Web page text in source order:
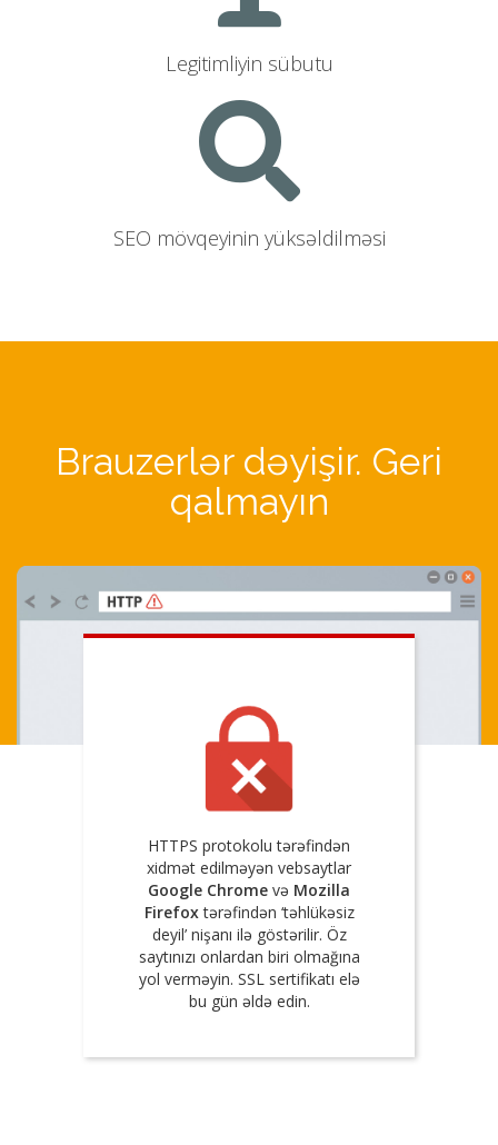
Legitimliyin sübutu
SEO mövqeyinin yüksəldilməsi
Brauzerlər dəyişir. Geri
qalmayın
HTTPS protokolu tərəfindən
xidmət edilməyən vebsaytlar
Google Chrome və Mozilla
Firefoxtərəfindən ‘təhlükəsiz
deyil’ nişanı ilə göstərilir. Öz
saytınızı onlardan biri olmağına
yol verməyin. SSL sertifikatı elə
bu gün əldə edin.